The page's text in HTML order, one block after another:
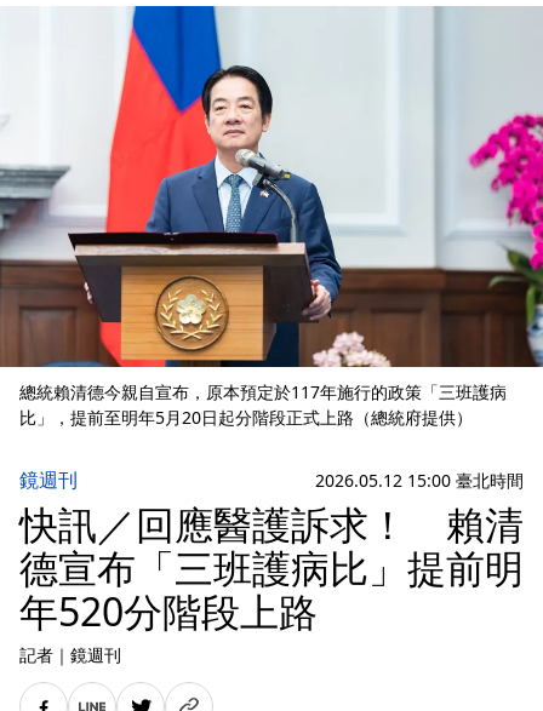
總統賴清德今親自宣布，原本預定於117年施行的政策「三班護病
比」，提前至明年5月20日起分階段正式上路（總統府提供）
鏡週刊 2026.05.12 15:00 臺北時間
快訊／回應醫護訴求！ 賴清
德宣布「三班護病比」提前明
年520分階段上路
記者 ｜ 鏡週刊